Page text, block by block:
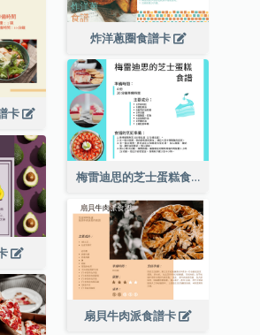
炸洋蔥圈食譜卡
卡
梅雷迪思的芝士蛋糕食譜卡
扇貝牛肉派食譜卡